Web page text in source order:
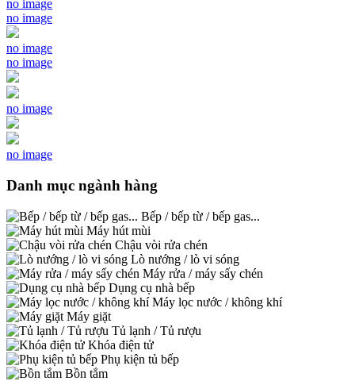
no image
no image
no image
no image
no image
no image
Danh mục ngành hàng
Bếp / bếp từ / bếp gas...
Máy hút mùi
Chậu vòi rửa chén
Lò nướng / lò vi sóng
Máy rửa / máy sấy chén
Dụng cụ nhà bếp
Máy lọc nước / không khí
Máy giặt
Tủ lạnh / Tủ rượu
Khóa điện tử
Phụ kiện tủ bếp
Bồn tắm